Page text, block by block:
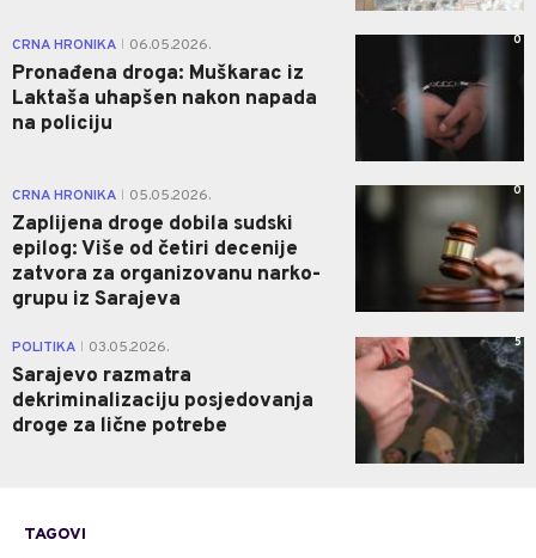
CRNA HRONIKA 06.05.2026.
Pronađena droga: Muškarac iz
Laktaša uhapšen nakon napada
na policiju
0
CRNA HRONIKA 05.05.2026.
Zaplijena droge dobila sudski
epilog: Više od četiri decenije
zatvora za organizovanu narko-
grupu iz Sarajeva
0
POLITIKA 03.05.2026.
Sarajevo razmatra
dekriminalizaciju posjedovanja
droge za lične potrebe
5
TAGOVI